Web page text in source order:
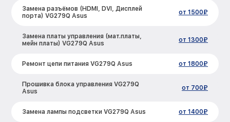
Замена разъёмов (HDMI, DVI, Дисплей
порта) VG279Q Asus
от 1500₽
Замена платы управления (мат.платы,
мейн платы) VG279Q Asus
от 1300₽
Ремонт цепи питания VG279Q Asus от 1800₽
Прошивка блока управления VG279Q
Asus
от 700₽
Замена лампы подсветки VG279Q Asus от 1400₽